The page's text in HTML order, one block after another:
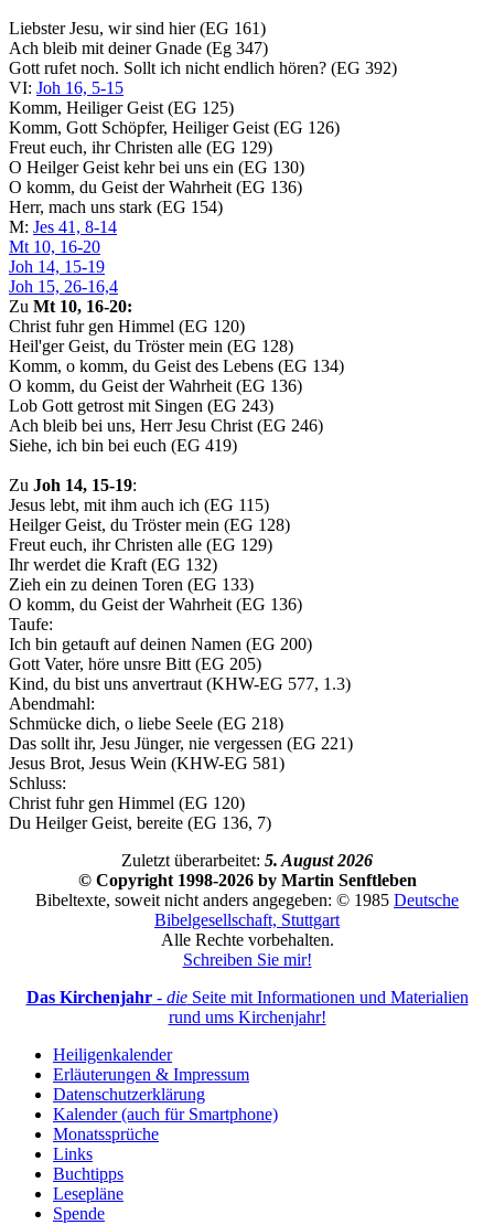
Liebster Jesu, wir sind hier (EG 161)
Ach bleib mit deiner Gnade (Eg 347)
Gott rufet noch. Sollt ich nicht endlich hören? (EG 392)
VI: Joh 16, 5-15
Komm, Heiliger Geist (EG 125)
Komm, Gott Schöpfer, Heiliger Geist (EG 126)
Freut euch, ihr Christen alle (EG 129)
O Heilger Geist kehr bei uns ein (EG 130)
O komm, du Geist der Wahrheit (EG 136)
Herr, mach uns stark (EG 154)
M: Jes 41, 8-14
Mt 10, 16-20
Joh 14, 15-19
Joh 15, 26-16,4
Zu Mt 10, 16-20:
Christ fuhr gen Himmel (EG 120)
Heil'ger Geist, du Tröster mein (EG 128)
Komm, o komm, du Geist des Lebens (EG 134)
O komm, du Geist der Wahrheit (EG 136)
Lob Gott getrost mit Singen (EG 243)
Ach bleib bei uns, Herr Jesu Christ (EG 246)
Siehe, ich bin bei euch (EG 419)
Zu Joh 14, 15-19:
Jesus lebt, mit ihm auch ich (EG 115)
Heilger Geist, du Tröster mein (EG 128)
Freut euch, ihr Christen alle (EG 129)
Ihr werdet die Kraft (EG 132)
Zieh ein zu deinen Toren (EG 133)
O komm, du Geist der Wahrheit (EG 136)
Taufe:
Ich bin getauft auf deinen Namen (EG 200)
Gott Vater, höre unsre Bitt (EG 205)
Kind, du bist uns anvertraut (KHW-EG 577, 1.3)
Abendmahl:
Schmücke dich, o liebe Seele (EG 218)
Das sollt ihr, Jesu Jünger, nie vergessen (EG 221)
Jesus Brot, Jesus Wein (KHW-EG 581)
Schluss:
Christ fuhr gen Himmel (EG 120)
Du Heilger Geist, bereite (EG 136, 7)
Zuletzt überarbeitet: 5. August 2026
© Copyright 1998-2026 by Martin Senftleben
Bibeltexte, soweit nicht anders angegeben: © 1985 Deutsche
Bibelgesellschaft, Stuttgart
Alle Rechte vorbehalten.
Schreiben Sie mir!
Das Kirchenjahr- dieSeite mit Informationen und Materialien
rund ums Kirchenjahr!
Heiligenkalender
Erläuterungen & Impressum
Datenschutzerklärung
Kalender (auch für Smartphone)
Monatssprüche
Links
Buchtipps
Lesepläne
Spende